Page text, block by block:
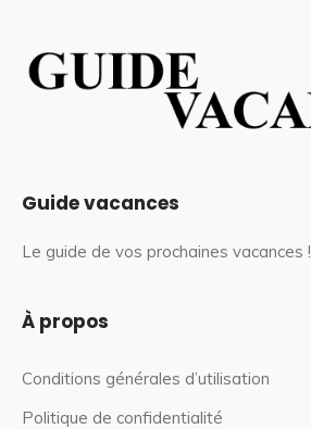
Guide vacances
Le guide de vos prochaines vacances !
À propos
Conditions générales d’utilisation
Politique de confidentialité